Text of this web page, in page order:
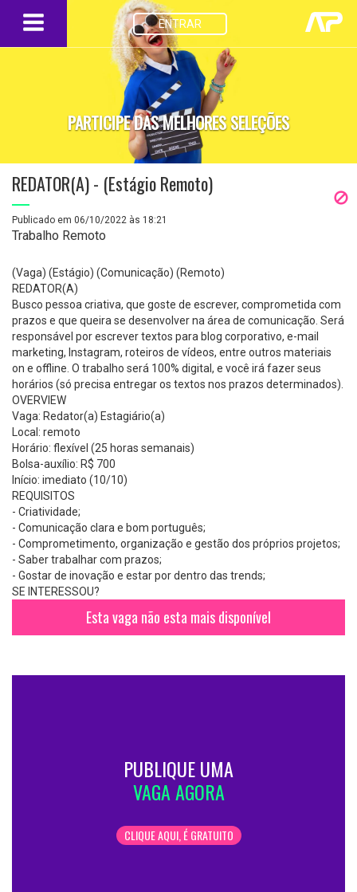
ENTRAR
PARTICIPE DAS MELHORES SELEÇÕES
REDATOR(A) - (Estágio Remoto)
Publicado em 06/10/2022 às 18:21
Trabalho Remoto
(Vaga) (Estágio) (Comunicação) (Remoto)
REDATOR(A)
Busco pessoa criativa, que goste de escrever, comprometida com
prazos e que queira se desenvolver na área de comunicação. Será
responsável por escrever textos para blog corporativo, e-mail
marketing, Instagram, roteiros de vídeos, entre outros materiais
on e offline. O trabalho será 100% digital, e você irá fazer seus
horários (só precisa entregar os textos nos prazos determinados).
OVERVIEW
Vaga: Redator(a) Estagiário(a)
Local: remoto
Horário: flexível (25 horas semanais)
Bolsa-auxílio: R$ 700
Início: imediato (10/10)
REQUISITOS
- Criatividade;
- Comunicação clara e bom português;
- Comprometimento, organização e gestão dos próprios projetos;
- Saber trabalhar com prazos;
- Gostar de inovação e estar por dentro das trends;
SE INTERESSOU?
Esta vaga não esta mais disponível
PUBLIQUE UMA
VAGA AGORA
CLIQUE AQUI, É GRATUITO